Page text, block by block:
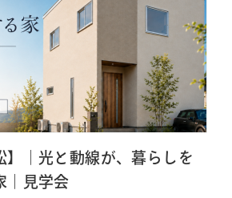
】｜光と動線が、暮らしを
｜見学会